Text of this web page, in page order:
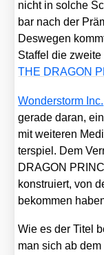
nicht in sol­che
bar nach der
Des­we­gen
Staf­fel die
THE DRAGON
Won­der­storm Inc.
gera­de dar­an,
mit wei­te­ren
ter­spiel. Dem
DRAGON
kon­stru­iert, von
bekom­men
Wie es der Titel
man sich ab